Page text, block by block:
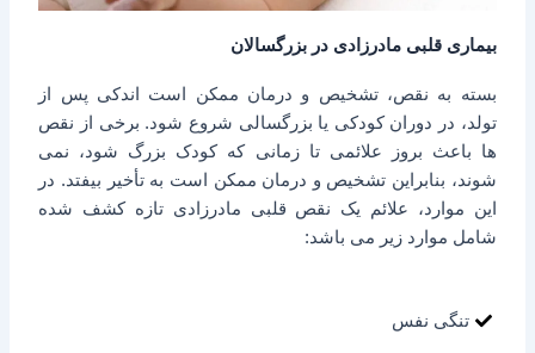
بیماری قلبی مادرزادی در بزرگسالان
بسته به نقص، تشخیص و درمان ممکن است اندکی پس از
تولد، در دوران کودکی یا بزرگسالی شروع شود. برخی از نقص
ها باعث بروز علائمی تا زمانی که کودک بزرگ شود، نمی
شوند، بنابراین تشخیص و درمان ممکن است به تأخیر بیفتد. در
این موارد، علائم یک نقص قلبی مادرزادی تازه کشف شده
شامل موارد زیر می باشد:
تنگی نفس